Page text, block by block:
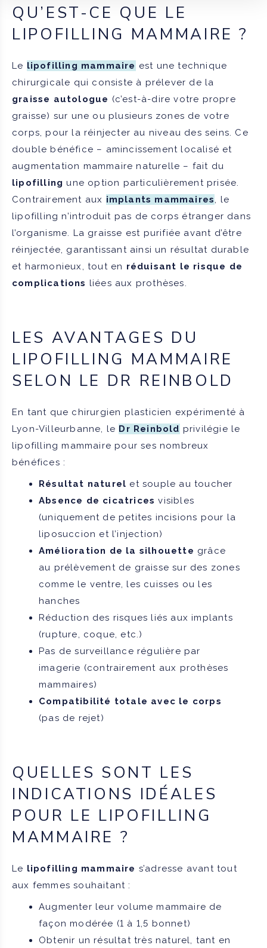
QU’EST-CE QUE LE
LIPOFILLING MAMMAIRE ?
Le lipofilling mammaire est une technique
chirurgicale qui consiste à prélever de la
graisse autologue (c’est-à-dire votre propre
graisse) sur une ou plusieurs zones de votre
corps, pour la réinjecter au niveau des seins. Ce
double bénéfice – amincissement localisé et
augmentation mammaire naturelle – fait du
lipofillingune option particulièrement prisée.
Contrairement aux implants mammaires
, le
lipofilling n’introduit pas de corps étranger dans
l’organisme. La graisse est purifiée avant d’être
réinjectée, garantissant ainsi un résultat durable
et harmonieux, tout en réduisant le risque de
complications liées aux prothèses.
LES AVANTAGES DU
LIPOFILLING MAMMAIRE
SELON LE DR REINBOLD
En tant que chirurgien plasticien expérimenté à
Lyon-Villeurbanne, le Dr Reinbold privilégie le
lipofilling mammaire pour ses nombreux
bénéfices :
Résultat naturel et souple au toucher
Absence de cicatrices visibles
(uniquement de petites incisions pour la
liposuccion et l’injection)
Amélioration de la silhouette grâce
au prélèvement de graisse sur des zones
comme le ventre, les cuisses ou les
hanches
Réduction des risques liés aux implants
(rupture, coque, etc.)
Pas de surveillance régulière par
imagerie (contrairement aux prothèses
mammaires)
Compatibilité totale avec le corps
(pas de rejet)
QUELLES SONT LES
INDICATIONS IDÉALES
POUR LE LIPOFILLING
MAMMAIRE ?
Le lipofilling mammaire s’adresse avant tout
aux femmes souhaitant :
Augmenter leur volume mammaire de
façon modérée (1 à 1,5 bonnet)
Obtenir un résultat très naturel, tant en